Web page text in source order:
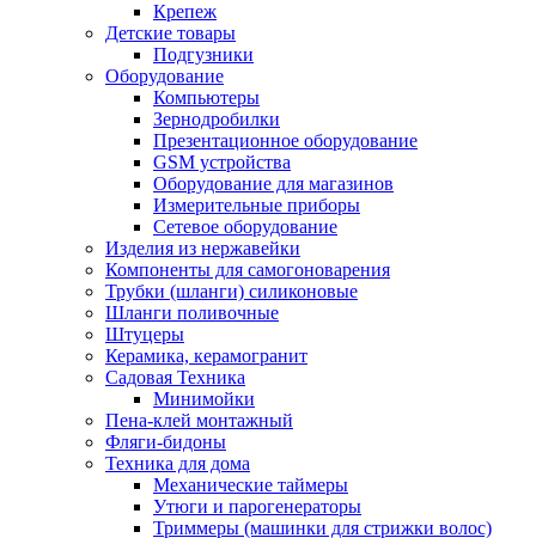
Крепеж
Детские товары
Подгузники
Оборудование
Компьютеры
Зернодробилки
Презентационное оборудование
GSM устройства
Оборудование для магазинов
Измерительные приборы
Сетевое оборудование
Изделия из нержавейки
Компоненты для самогоноварения
Трубки (шланги) силиконовые
Шланги поливочные
Штуцеры
Керамика, керамогранит
Садовая Техника
Минимойки
Пена-клей монтажный
Фляги-бидоны
Техника для дома
Механические таймеры
Утюги и парогенераторы
Триммеры (машинки для стрижки волос)